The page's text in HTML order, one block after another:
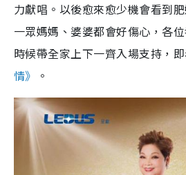
力獻唱。以後愈來愈少機會看到
一眾媽媽、婆婆都會好傷心，各
時候帶全家上下一齊入場支持，
情》
。